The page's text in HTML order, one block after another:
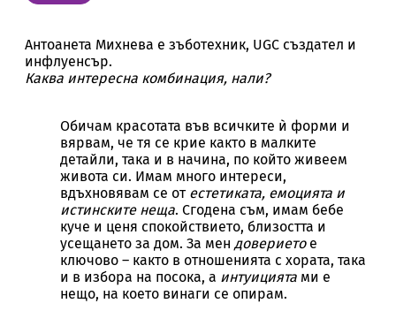
Антоанета Михнева е зъботехник, UGC създател и
инфлуенсър.
Каква интересна комбинация, нали?
Обичам красотата във всичките ѝ форми и
вярвам, че тя се крие както в малките
детайли, така и в начина, по който живеем
живота си. Имам много интереси,
вдъхновявам се от естетиката, емоцията и
истинските неща. Сгодена съм, имам бебе
куче и ценя спокойствието, близостта и
усещането за дом. За мен довериетое
ключово – както в отношенията с хората, така
и в избора на посока, а интуицията ми е
нещо, на което винаги се опирам.